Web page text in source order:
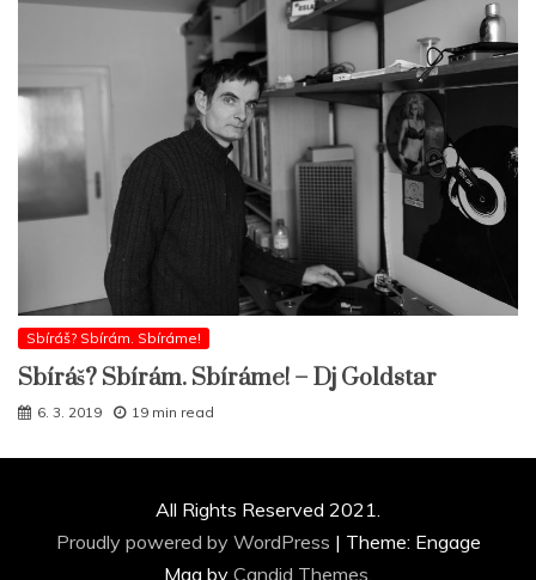
Sbíráš? Sbírám. Sbíráme!
Sbíráš? Sbírám. Sbíráme! – Dj Goldstar
6. 3. 2019 19 min read
All Rights Reserved 2021.
Proudly powered by WordPress | Theme: Engage
Mag by Candid Themes